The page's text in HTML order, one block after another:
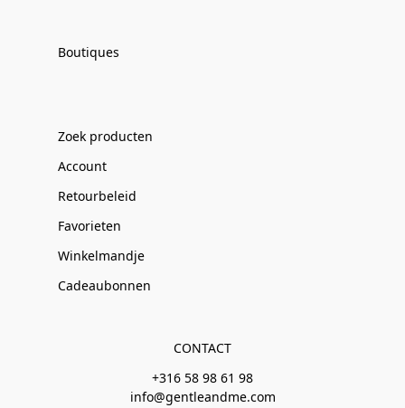
Boutiques
Zoek producten
Account
Retourbeleid
Favorieten
Winkelmandje
Cadeaubonnen
CONTACT
+316 58 98 61 98
info@gentleandme.com